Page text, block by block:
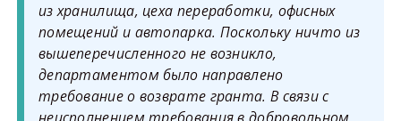
из хранилища, цеха переработки, офисных
помещений и автопарка. Поскольку ничто из
вышеперечисленного не возникло,
департаментом было направлено
требование о возврате гранта. В связи с